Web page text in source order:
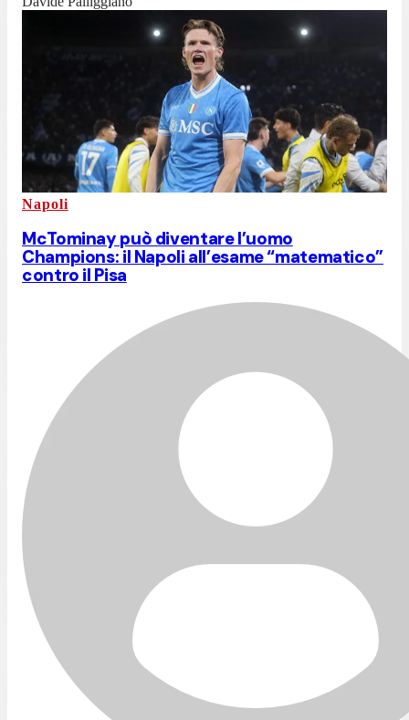
Napoli
McTominay può diventare l’uomo
Champions: il Napoli all’esame “matematico”
contro il Pisa